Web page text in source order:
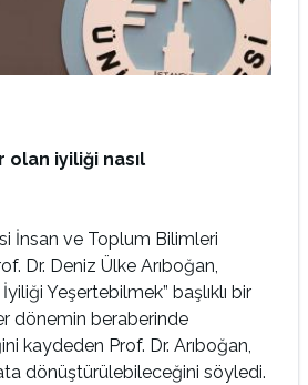
olan iyiliği nasıl
İnsan ve Toplum Bilimleri
Dr. Deniz Ülke Arıboğan,
Yeşertebilmek” başlıklı bir
dönemin beraberinde
kaydeden Prof. Dr. Arıboğan,
dönüştürülebileceğini söyledi.